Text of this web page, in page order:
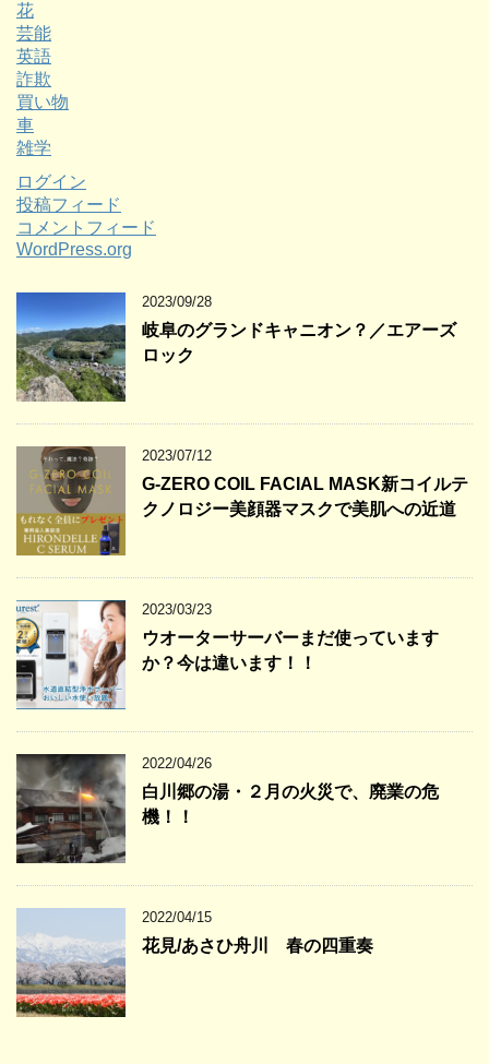
花
芸能
英語
詐欺
買い物
車
雑学
ログイン
投稿フィード
コメントフィード
WordPress.org
2023/09/28
岐阜のグランドキャニオン？／エアーズ
ロック
2023/07/12
G-ZERO COIL FACIAL MASK新コイルテ
クノロジー美顔器マスクで美肌への近道
2023/03/23
ウオーターサーバーまだ使っています
か？今は違います！！
2022/04/26
白川郷の湯・２月の火災で、廃業の危
機！！
2022/04/15
花見/あさひ舟川 春の四重奏